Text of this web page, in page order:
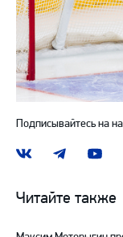
Подписывайтесь на
Наша
ВКонтакте
Наш
в
Telegram
Наш
YouTube
Читайте также